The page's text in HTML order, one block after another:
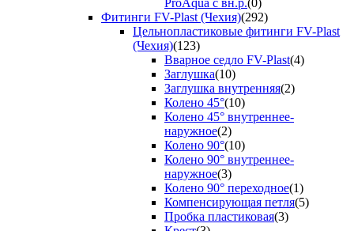
ProAqua с вн.р.(0)
Фитинги FV-Plast (Чехия)(292)
Цельнопластиковые фитинги FV-Plast
(Чехия)(123)
Вварное седло FV-Plast(4)
Заглушка(10)
Заглушка внутренняя(2)
Колено 45°(10)
Колено 45° внутреннее-
наружное(2)
Колено 90°(10)
Колено 90° внутреннее-
наружное(3)
Колено 90° переходное(1)
Компенсирующая петля(5)
Пробка пластиковая(3)